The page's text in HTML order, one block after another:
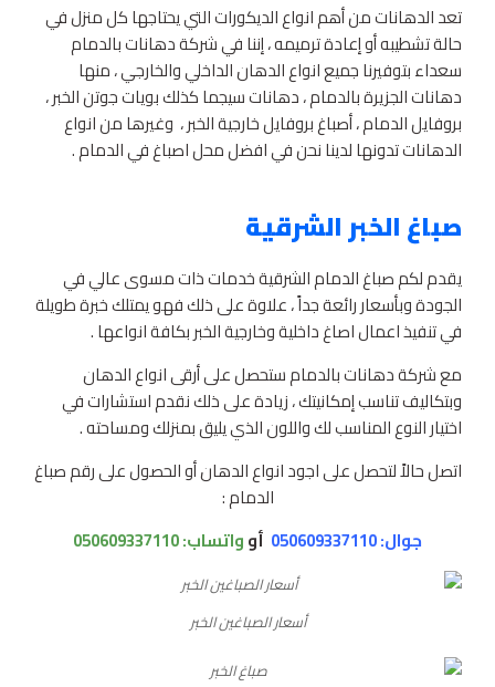
تعد الدهانات من أهم انواع الديكورات التي يحتاجها كل منزل في
حالة تشطيبه أو إعادة ترميمه ، إننا في شركة دهانات بالدمام
سعداء بتوفيرنا جميع انواع الدهان الداخلي والخارجي ، منها
دهانات الجزيرة بالدمام ، دهانات سيجما كذلك بويات جوتن الخبر ،
بروفايل الدمام ، أصباغ بروفايل خارجية الخبر ، وغيرها من انواع
الدهانات تدونها لدينا نحن في افضل محل اصباغ في الدمام .
صباغ الخبر الشرقية
يقدم لكم صباغ الدمام الشرقية خدمات ذات مسوى عالي في
الجودة وبأسعار رائعة جداً ، علاوة على ذلك فهو يمتلك خبرة طويلة
في تنفيذ اعمال اصاغ داخلية وخارجية الخبر بكافة انواعها .
مع شركة دهانات بالدمام ستحصل على أرقى انواع الدهان
وبتكاليف تناسب إمكانيتك ، زيادة على ذلك نقدم استشارات في
اختيار النوع المناسب لك واللون الذي يليق بمنزلك ومساحته .
اتصل حالاً لتحصل على اجود انواع الدهان أو الحصول على رقم صباغ
الدمام :
جوال: 050609337110
أوواتساب:050609337110
أسعار الصباغين الخبر